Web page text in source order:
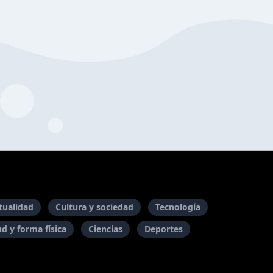
Cultura y sociedad
Tecnología
y forma física Ciencias Deportes